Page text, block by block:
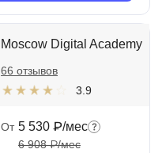
Moscow Digital Academy
3.9
66 отзывов
От 5 530 ₽/мес
6 908 ₽/мес